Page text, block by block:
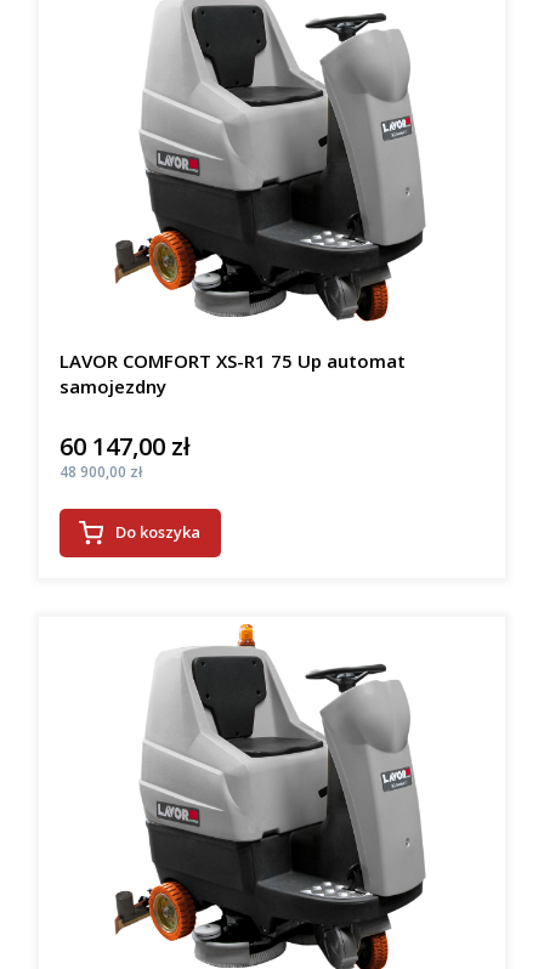
LAVOR COMFORT XS-R1 75 Up automat
samojezdny
Cena
60 147,00 zł
Cena
48 900,00 zł
Do koszyka